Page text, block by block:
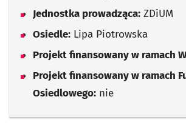
Jednostka prowadząca: ZDiUM
Osiedle: Lipa Piotrowska
Projekt finansowany w ramach
Projekt finansowany w ramach
Osiedlowego: nie